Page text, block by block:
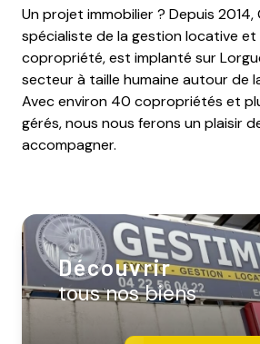
Découvrir
tous nos biens
Un projet immobilier ? Depuis 2014,
spécialiste de la gestion locative et
copropriété, est implanté sur
secteur à taille humaine autour de
Avec environ 40 copropriétés et
gérés, nous nous ferons un plaisir
accompagner.